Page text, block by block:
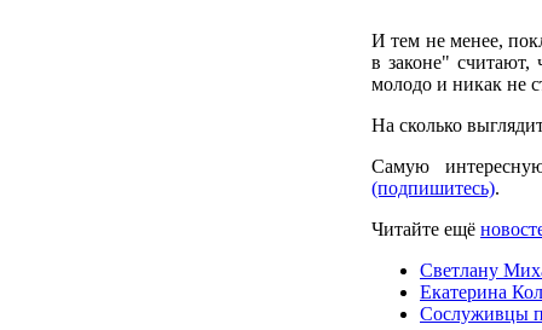
И тем не менее,
в законе" считают,
молодо и никак не
На сколько
Самую
(подпишитесь).
Читайте ещё
Светлану
Екатерина
Сослуживцы